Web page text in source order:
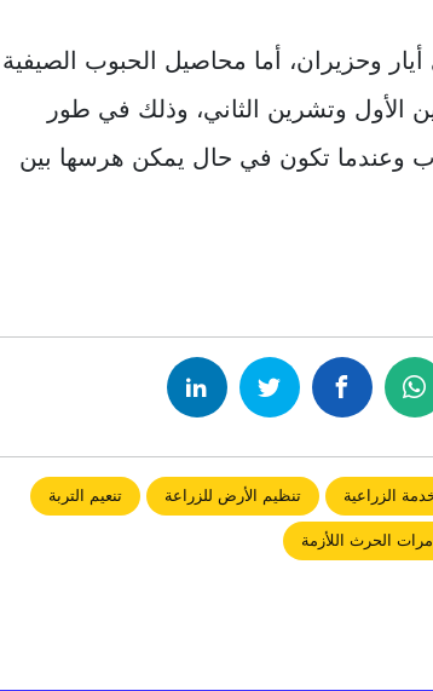
وحزيران، أما محاصيل الحبوب الصيفية
الأول وتشرين الثاني، وذلك في طور
وعندما تكون في حال يمكن هرسها بين
الزراعية تنظيم الأرض للزراعة تنعيم التربة
الحرث اللأزمة